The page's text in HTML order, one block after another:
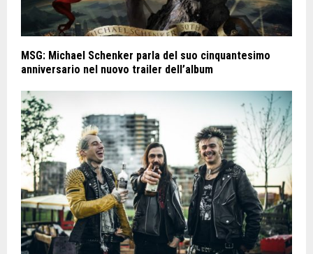
MSG: Michael Schenker parla del suo cinquantesimo
anniversario nel nuovo trailer dell’album